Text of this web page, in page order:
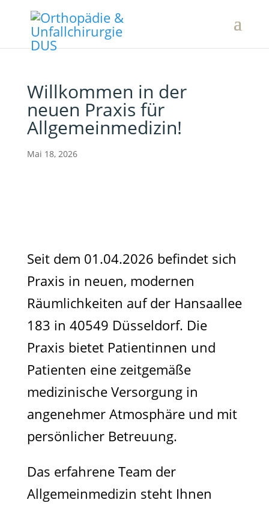
Willkommen in der
neuen Praxis für
Allgemeinmedizin!
Mai 18, 2026
Seit dem 01.04.2026 befindet sich
Praxis in neuen, modernen
Räumlichkeiten auf der Hansaallee
183 in 40549 Düsseldorf. Die
Praxis bietet Patientinnen und
Patienten eine zeitgemäße
medizinische Versorgung in
angenehmer Atmosphäre und mit
persönlicher Betreuung.
Das erfahrene Team der
Allgemeinmedizin steht Ihnen